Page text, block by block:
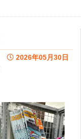
2026年05月30日